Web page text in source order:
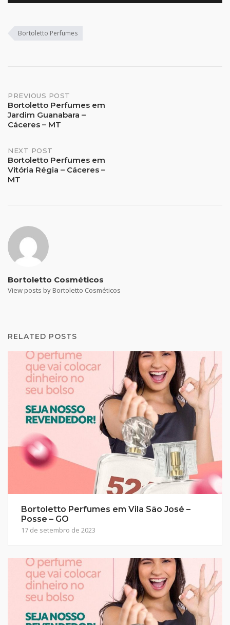
Bortoletto Perfumes
Post
navigation
PREVIOUS POST
Bortoletto Perfumes em
Jardim Guanabara –
Cáceres – MT
NEXT POST
Bortoletto Perfumes em
Vitória Régia – Cáceres –
MT
Bortoletto Cosméticos
View posts by Bortoletto Cosméticos
RELATED POSTS
Bortoletto Perfumes em Vila São José –
Posse – GO
17 de setembro de 2023